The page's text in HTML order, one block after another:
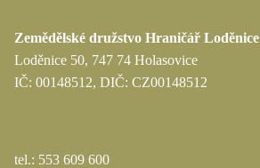
Zemědělské družstvo Hraničář Loděnice
Loděnice 50, 747 74 Holasovice
IČ: 00148512, DIČ: CZ00148512
tel.: 553 609 600